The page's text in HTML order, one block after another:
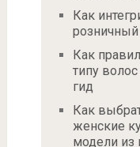
Как
розничный
Как
типу
гид
Как
женские
модели из